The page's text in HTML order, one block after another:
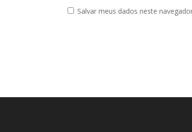
Salvar meus dados neste